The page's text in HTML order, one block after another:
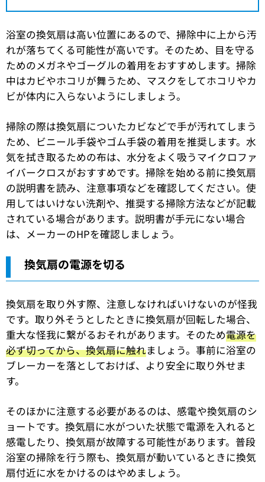
浴室の換気扇は高い位置にあるので、掃除中に上から汚
れが落ちてくる可能性が高いです。そのため、目を守る
ためのメガネやゴーグルの着用をおすすめします。掃除
中はカビやホコリが舞うため、マスクをしてホコリやカ
ビが体内に入らないようにしましょう。
掃除の際は換気扇についたカビなどで手が汚れてしまう
ため、ビニール手袋やゴム手袋の着用を推奨します。水
気を拭き取るための布は、水分をよく吸うマイクロファ
イバークロスがおすすめです。掃除を始める前に換気扇
の説明書を読み、注意事項などを確認してください。使
用してはいけない洗剤や、推奨する掃除方法などが記載
されている場合があります。説明書が手元にない場合
は、メーカーのHPを確認しましょう。
換気扇の電源を切る
換気扇を取り外す際、注意しなければいけないのが怪我
です。取り外そうとしたときに換気扇が回転した場合、
重大な怪我に繋がるおそれがあります。そのため電源を
必ず切ってから、換気扇に触れましょう。事前に浴室の
ブレーカーを落としておけば、より安全に取り外せま
す。
そのほかに注意する必要があるのは、感電や換気扇のシ
ョートです。換気扇に水がついた状態で電源を入れると
感電したり、換気扇が故障する可能性があります。普段
浴室の掃除を行う際も、換気扇が動いているときに換気
扇付近に水をかけるのはやめましょう。